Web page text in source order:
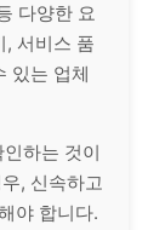
다양한 요
, 서비스 품
있는 업체
하는 것이
, 신속하고
야 합니다.